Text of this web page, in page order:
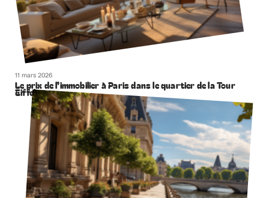
11 mars 2026
Le prix de l’immobilier à Paris dans le quartier de la Tour
Eiffel